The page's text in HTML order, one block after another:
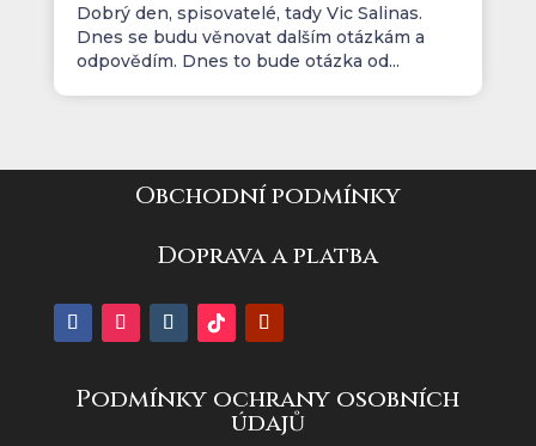
Dobrý den, spisovatelé, tady Vic Salinas.
Dnes se budu věnovat dalším otázkám a
odpovědím. Dnes to bude otázka od...
Obchodní podmínky
Doprava a platba
Podmínky ochrany osobních
údajů